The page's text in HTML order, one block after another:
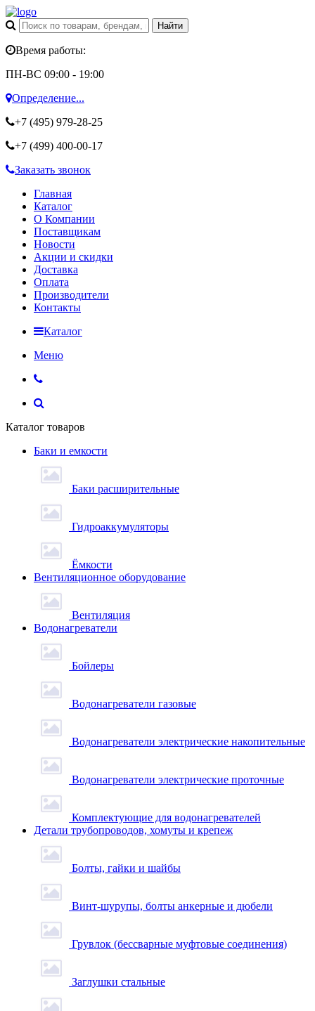
Время работы:
ПН-ВС 09:00 - 19:00
Определение...
+7 (495) 979-28-25
+7 (499) 400-00-17
Заказать звонок
Главная
Каталог
О Компании
Поставщикам
Новости
Акции и скидки
Доставка
Оплата
Производители
Контакты
Каталог
Меню
Каталог товаров
Баки и емкости
Баки расширительные
Гидроаккумуляторы
Ёмкости
Вентиляционное оборудование
Вентиляция
Водонагреватели
Бойлеры
Водонагреватели газовые
Водонагреватели электрические накопительные
Водонагреватели электрические проточные
Комплектующие для водонагревателей
Детали трубопроводов, хомуты и крепеж
Болты, гайки и шайбы
Винт-шурупы, болты анкерные и дюбели
Грувлок (бессварные муфтовые соединения)
Заглушки стальные